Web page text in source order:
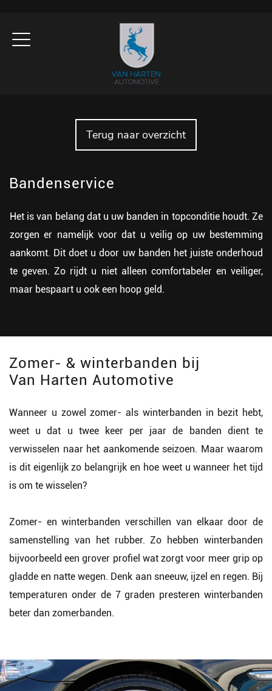
Terug naar overzicht
Bandenservice
Het is van belang dat u uw banden in topconditie houdt. Ze
zorgen er namelijk voor dat u veilig op uw bestemming
aankomt. Dit doet u door uw banden het juiste onderhoud
te geven. Zo rijdt u niet alleen comfortabeler en veiliger,
maar bespaart u ook een hoop geld.
Zomer- & winterbanden bij
Van Harten Automotive
Wanneer u zowel zomer- als winterbanden in bezit hebt,
weet u dat u twee keer per jaar de banden dient te
verwisselen naar het aankomende seizoen. Maar waarom
is dit eigenlijk zo belangrijk en hoe weet u wanneer het tijd
is om te wisselen?
Zomer- en winterbanden verschillen van elkaar door de
samenstelling van het rubber. Zo hebben winterbanden
bijvoorbeeld een grover profiel wat zorgt voor meer grip op
gladde en natte wegen. Denk aan sneeuw, ijzel en regen. Bij
temperaturen onder de 7 graden presteren winterbanden
beter dan zomerbanden.